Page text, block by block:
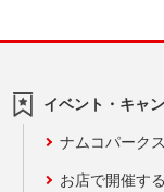
イベント・キャ
ナムコパークス
お店で開催す